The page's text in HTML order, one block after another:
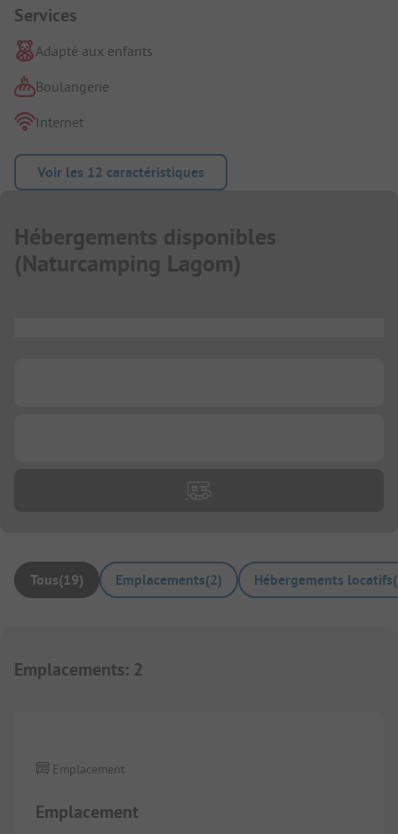
Services
Adapté aux enfants
Boulangerie
Internet
Voir les 12 caractéristiques
Hébergements disponibles
(Naturcamping Lagom)
Tous(19) Emplacements(2) Hébergements locatifs(
Emplacements: 2
Emplacement
Emplacement